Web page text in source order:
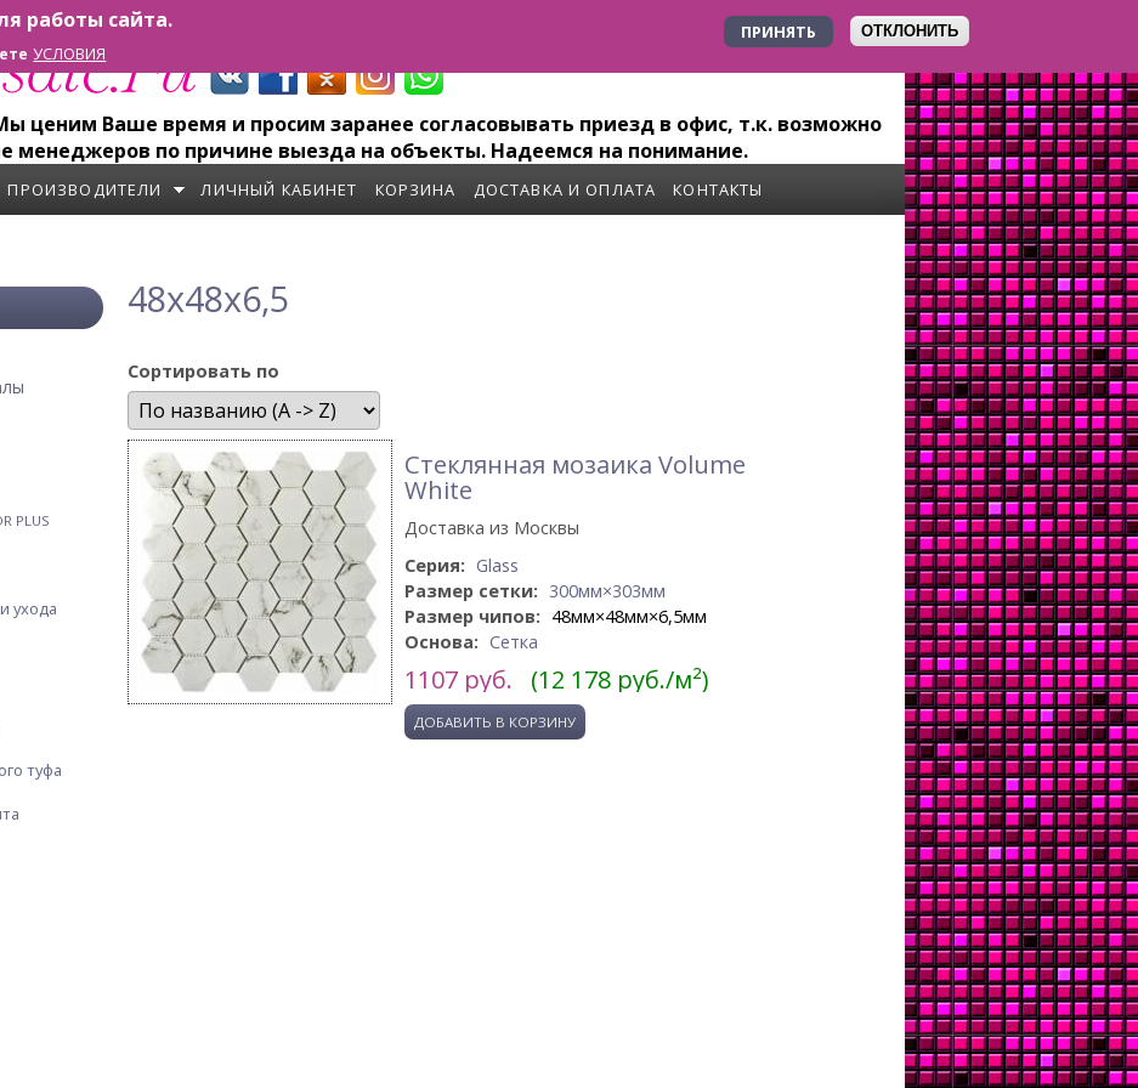
работы сайта.
УСЛОВИЯ
ПРИНЯТЬ ОТКЛОНИТЬ
+7 923 179-6-279
ценим Ваше время и просим заранее согласовывать приезд в офис, т.к. возможно
менеджеров по причине выезда на объекты. Надеемся на понимание.
ПРОИЗВОДИТЕЛИ ЛИЧНЫЙ КАБИНЕТ КОРЗИНА ДОСТАВКА И ОПЛАТА КОНТАКТЫ
48x48x6,5
Сортировать по
Стеклянная мозаика Volume
White
Доставка из Москвы
Серия: Glass
Размер сетки: 300мм×303мм
Размер чипов: 48мм×48мм×6,5мм
Основа: Сетка
1107 руб. (12 178 руб./м²)
PLUS
ухода
туфа